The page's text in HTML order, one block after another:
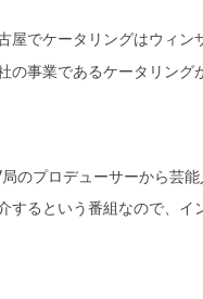
屋でケータリングはウィン
の事業であるケータリング
のプロデューサーから芸
するという番組なので、イ